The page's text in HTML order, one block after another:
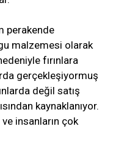
perakende
malzemesi olarak
fırınlara
gerçekleşiyormuş
değil satış
kaynaklanıyor.
insanların çok